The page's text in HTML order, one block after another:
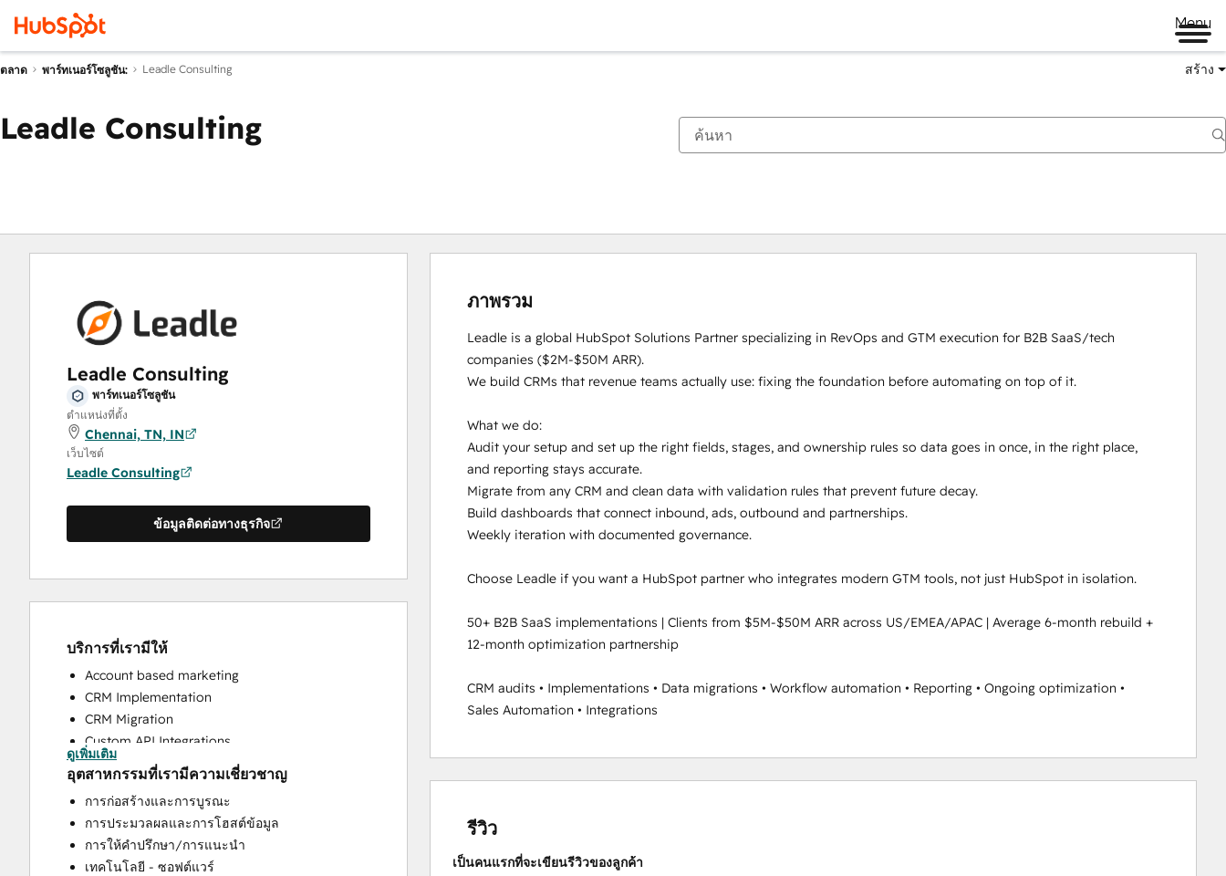
Menu
ตลาด พาร์ทเนอร์โซลูชัน: Leadle Consulting สร้าง
Leadle Consulting
Leadle Consulting
พาร์ทเนอร์โซลูชัน
ตำแหน่งที่ตั้ง
Chennai, TN, IN
เว็บไซต์
Leadle Consulting
ข้อมูลติดต่อทางธุรกิจ
บริการที่เรามีให้
Account based marketing
CRM Implementation
CRM Migration
Custom API Integrations
HubSpot Onboarding
Sales and Marketing Alignment
Sales Enablement
ดูเพิ่มเติม
อุตสาหกรรมที่เรามีความเชี่ยวชาญ
การก่อสร้างและการบูรณะ
การประมวลผลและการโฮสต์ข้อมูล
การให้คำปรึกษา/การแนะนำ
เทคโนโลยี - ซอฟต์แวร์
ภาพรวม
Leadle is a global HubSpot Solutions Partner specializing in RevOps and GTM execution for B2B SaaS/tech
companies ($2M-$50M ARR).
We build CRMs that revenue teams actually use: fixing the foundation before automating on top of it.
What we do:
Audit your setup and set up the right fields, stages, and ownership rules so data goes in once, in the right place,
and reporting stays accurate.
Migrate from any CRM and clean data with validation rules that prevent future decay.
Build dashboards that connect inbound, ads, outbound and partnerships.
Weekly iteration with documented governance.
Choose Leadle if you want a HubSpot partner who integrates modern GTM tools, not just HubSpot in isolation.
50+ B2B SaaS implementations | Clients from $5M-$50M ARR across US/EMEA/APAC | Average 6-month rebuild +
12-month optimization partnership
CRM audits • Implementations • Data migrations • Workflow automation • Reporting • Ongoing optimization •
Sales Automation • Integrations
รีวิว
เป็นคนแรกที่จะเขียนรีวิวของลูกค้า